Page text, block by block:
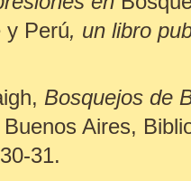
y Perú, un libro
Bosquejos de
Buenos Aires,
31.